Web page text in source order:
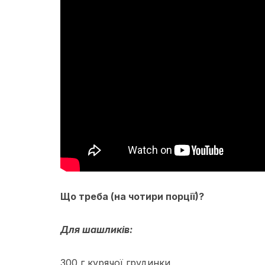
Що треба (на чотири порції)?
Для шашликів:
300 г курячої грудинки